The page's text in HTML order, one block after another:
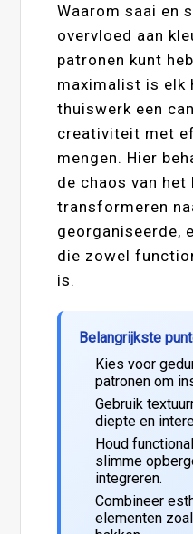
Waarom saai en
overvloed aan
patronen kunt
maximalist is elk
thuiswerk een
creativiteit met
mengen. Hier
de chaos van het
transformeren
georganiseerde,
die zowel
is.
Belangrijkste
Kies voor
patronen om
Gebruik
diepte en
Houd
slimme
integreren.
Combineer
elementen